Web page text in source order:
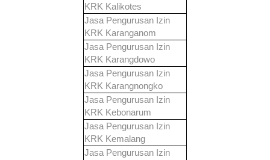
KRK Kalikotes
Jasa Pengurusan Izin
KRK Karanganom
Jasa Pengurusan Izin
KRK Karangdowo
Jasa Pengurusan Izin
KRK Karangnongko
Jasa Pengurusan Izin
KRK Kebonarum
Jasa Pengurusan Izin
KRK Kemalang
Jasa Pengurusan Izin